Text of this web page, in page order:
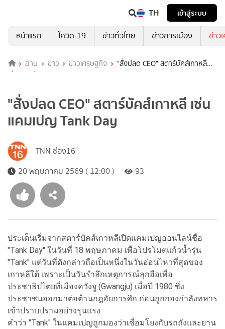
TH
เข้าสู่ระบบ
หน้าแรก
โควิด-19 ข่าวทั่วไทย ข่าวการเมือง ข่าว
อ่าน ข่าว ข่าวเศรษฐกิจ
"สั่งปลด CEO" สตาร์บัคส์เกาหลี
เซ่นแคมเปญ Tank Day
"สั่งปลด CEO" สตาร์บัคส์เกาหลี เซ่น
แคมเปญ Tank Day
TNN ช่อง16
20 พฤษภาคม 2569 ( 12:00 )
93
ประเด็นเริ่มจากสตาร์บัคส์เกาหลีเปิดแคมเปญออนไลน์ชื่อ
"Tank Day" ในวันที่ 18 พฤษภาคม เพื่อโปรโมตแก้วน้ำรุ่น
"Tank" แต่วันที่ดังกล่าวถือเป็นหนึ่งในวันอ่อนไหวที่สุดของ
เกาหลีใต้ เพราะเป็นวันรำลึกเหตุการณ์ลุกฮือเพื่อ
ประชาธิปไตยที่เมืองควังจู (Gwangju) เมื่อปี 1980 ซึ่ง
ประชาชนออกมาต่อต้านกฎอัยการศึก ก่อนถูกกองกำลังทหาร
เข้าปราบปรามอย่างรุนแรง
คำว่า "Tank" ในแคมเปญถูกมองว่าเชื่อมโยงกับรถถังและยาน